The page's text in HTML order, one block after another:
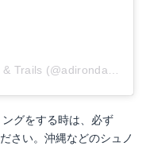
GULL COCO FIN｜ ガル ココフィン GF-2385
で詳細を見る
A post shared by Adirondack Lakes & Trails (@adirondackpaddler)
グをする時は、必ず
さい。沖縄などのシュノ